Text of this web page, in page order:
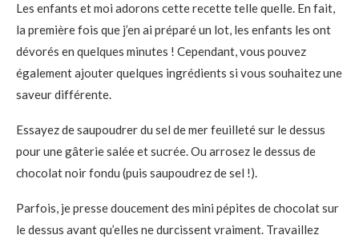
Les enfants et moi adorons cette recette telle quelle. En fait,
la première fois que j’en ai préparé un lot, les enfants les ont
dévorés en quelques minutes ! Cependant, vous pouvez
également ajouter quelques ingrédients si vous souhaitez une
saveur différente.
Essayez de saupoudrer du sel de mer feuilleté sur le dessus
pour une gâterie salée et sucrée. Ou arrosez le dessus de
chocolat noir fondu (puis saupoudrez de sel !).
Parfois, je presse doucement des mini pépites de chocolat sur
le dessus avant qu’elles ne durcissent vraiment. Travaillez